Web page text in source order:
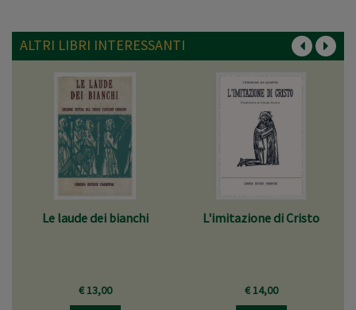
ALTRI LIBRI INTERESSANTI
Le laude dei bianchi
€ 13,00
L'imitazione di Cristo
€ 14,00